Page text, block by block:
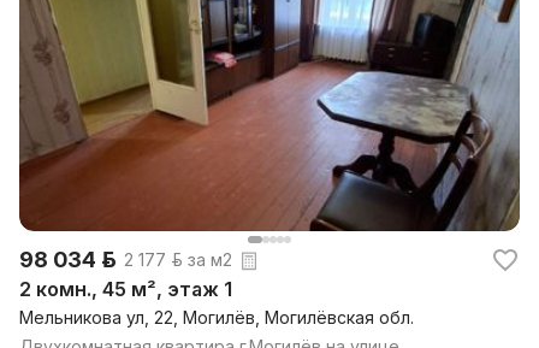
98 034 р. 2 177 р. за м2
2 комн., 45 м², этаж 1
Мельникова ул, 22, Могилёв, Могилёвская обл.